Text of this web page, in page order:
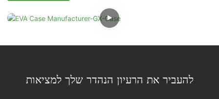
להעביר את הרעיון הנהדר שלך למציאות